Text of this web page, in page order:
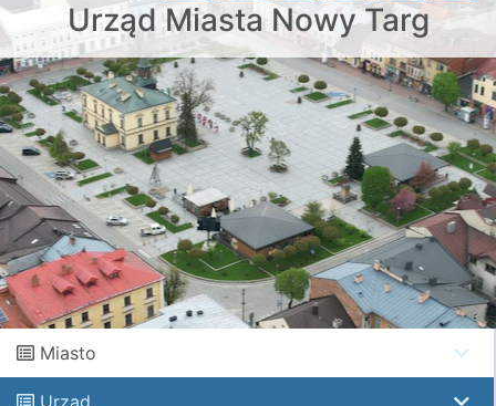
Urząd Miasta Nowy Targ
Miasto
Urząd